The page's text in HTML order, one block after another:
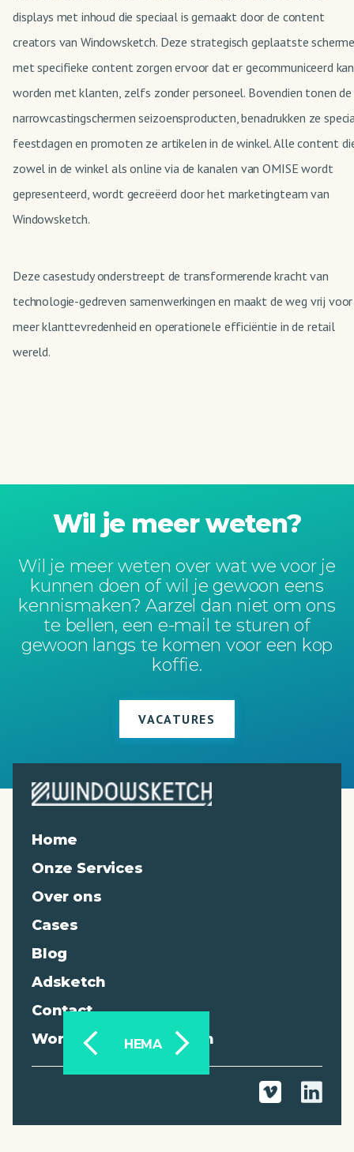
displays met inhoud die speciaal is gemaakt door de content
creators van Windowsketch. Deze strategisch geplaatste
met specifieke content zorgen ervoor dat er gecommuniceerd kan
worden met klanten, zelfs zonder personeel. Bovendien tonen de
narrowcastingschermen seizoensproducten, benadrukken ze
feestdagen en promoten ze artikelen in de winkel. Alle content
zowel in de winkel als online via de kanalen van OMISE wordt
gepresenteerd, wordt gecreëerd door het marketingteam van
Windowsketch.
Deze casestudy onderstreept de transformerende kracht van
technologie-gedreven samenwerkingen en maakt de weg vrij voor
meer klanttevredenheid en operationele efficiëntie in de retail
wereld.
Wil je meer weten?
Wil je meer weten over wat we voor je
kunnen doen of wil je gewoon eens
kennismaken? Aarzel dan niet om ons
te bellen, een e-mail te sturen of
gewoon langs te komen voor een kop
koffie.
VACATURES
Home
Onze Services
Over ons
Cases
Blog
Adsketch
Contact
Work at Windowsketch
HEMA